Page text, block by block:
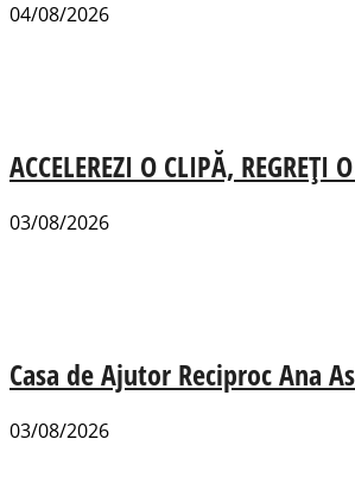
04/08/2026
ACCELEREZI O CLIPĂ,
03/08/2026
Casa de Ajutor Reciproc Ana
03/08/2026